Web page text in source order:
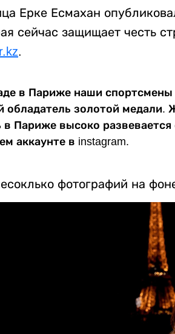
Ерке Есмахан
сейчас защищает честь
.
в Париже наши
обладатель золотой медали.
Париже высоко развевается
аккаунте в instagram.
фотографий на